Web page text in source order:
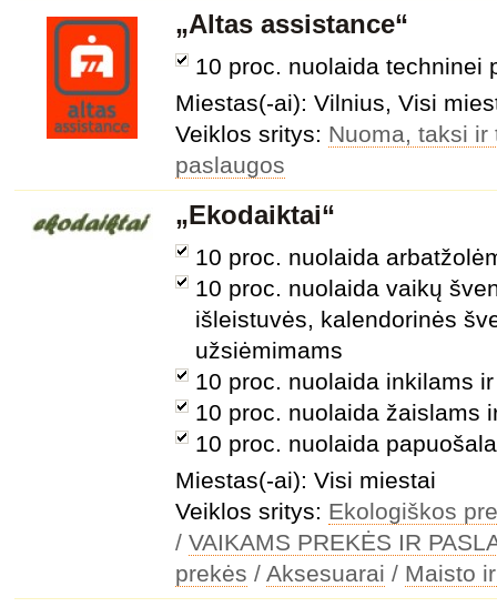
„Altas assistance“
10 proc. nuolaida techninei
Miestas(-ai): Vilnius, Visi
Veiklos sritys: Nuoma, taksi ir
paslaugos
„Ekodaiktai“
10 proc. nuolaida
10 proc. nuolaida vaikų
išleistuvės, kalendorinės
užsiėmimams
10 proc. nuolaida inkilams
10 proc. nuolaida žaislams
10 proc. nuolaida
Miestas(-ai): Visi miestai
Veiklos sritys: Ekologiškos
/ VAIKAMS PREKĖS IR
prekės / Aksesuarai / Maisto